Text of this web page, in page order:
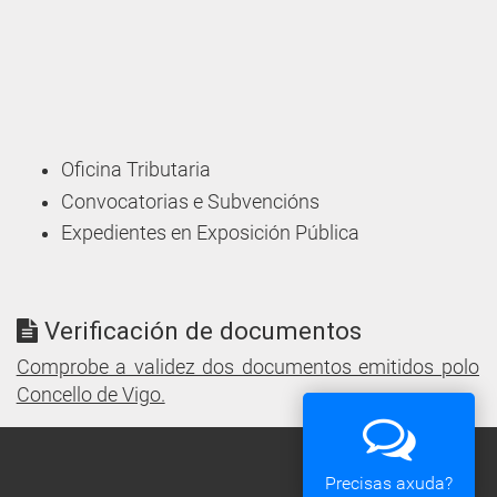
Oficina Tributaria
Convocatorias e Subvencións
Expedientes en Exposición Pública
Verificación de documentos
Comprobe a validez dos documentos emitidos polo
Concello de Vigo.
Precisas axuda?